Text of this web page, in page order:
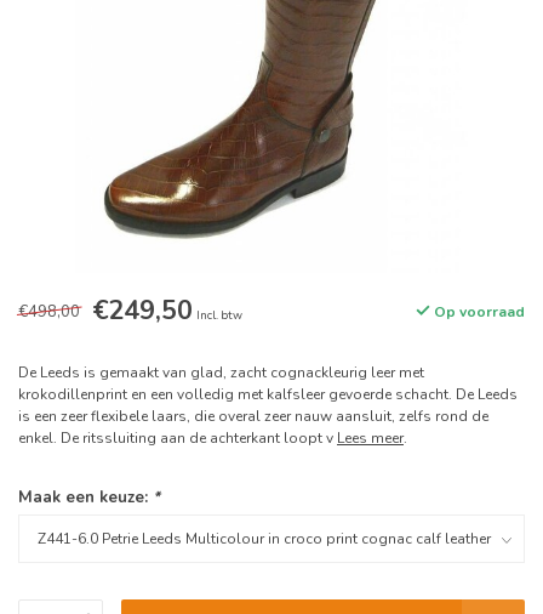
€498,00 €249,50 Incl. btw Op voorraad
De Leeds is gemaakt van glad, zacht cognackleurig leer met
krokodillenprint en een volledig met kalfsleer gevoerde schacht. De Leeds
is een zeer flexibele laars, die overal zeer nauw aansluit, zelfs rond de
enkel. De ritssluiting aan de achterkant loopt v Lees meer.
Maak een keuze: *